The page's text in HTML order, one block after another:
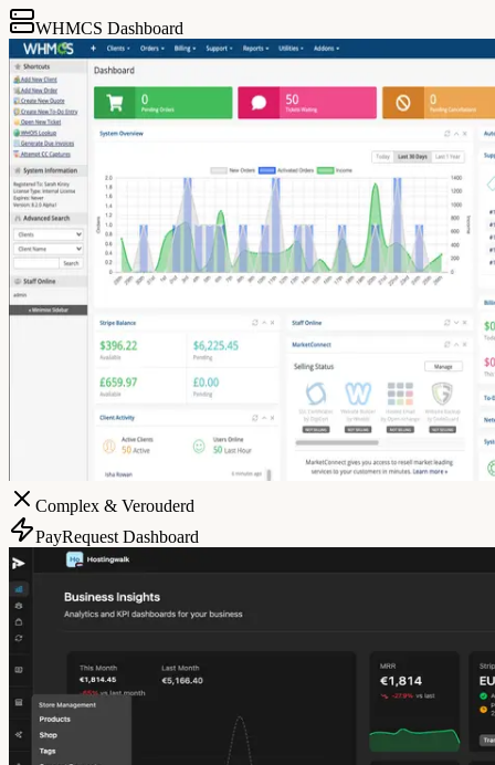
WHMCS Dashboard
Complex & Verouderd
PayRequest Dashboard